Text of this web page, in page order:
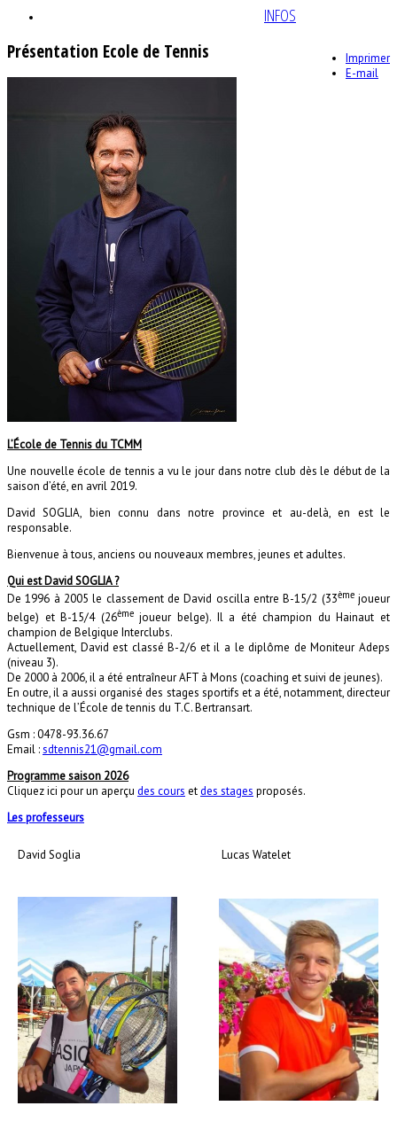
INFOS
Imprimer
E-mail
Présentation Ecole de Tennis
L’École de Tennis du TCMM
Une nouvelle école de tennis a vu le jour dans notre club dès le début de la
saison d’été, en avril 2019.
David SOGLIA, bien connu dans notre province et au-delà, en est le
responsable.
Bienvenue à tous, anciens ou nouveaux membres, jeunes et adultes.
Qui est David SOGLIA ?
De 1996 à 2005 le classement de David oscilla entre B-15/2 (33èmejoueur
belge) et B-15/4 (26èmejoueur belge). Il a été champion du Hainaut et
champion de Belgique Interclubs.
Actuellement, David est classé B-2/6 et il a le diplôme de Moniteur Adeps
(niveau 3).
De 2000 à 2006, il a été entraîneur AFT à Mons (coaching et suivi de jeunes).
En outre, il a aussi organisé des stages sportifs et a été, notamment, directeur
technique de l’École de tennis du T.C. Bertransart.
Gsm : 0478-93.36.67
Email :sdtennis21@gmail.com
Programme saison 2026
Cliquez ici pour un aperçu des cours etdes stages proposés.
Les professeurs
David Soglia Lucas Watelet